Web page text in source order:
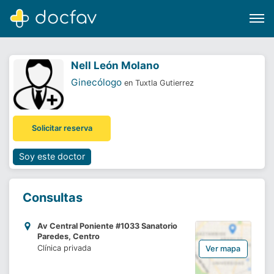
Software para clínicas
¿Eres un doctor?
Nell León Molano
Ginecólogo en Tuxtla Gutierrez
Solicitar reserva
Soy este doctor
Consultas
Av Central Poniente #1033 Sanatorio
Paredes, Centro
Clínica privada
Ver mapa